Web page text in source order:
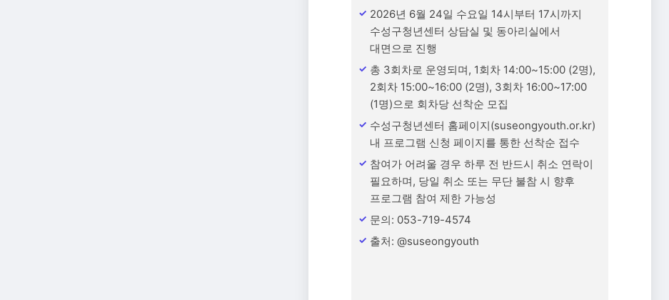
2026년 6월 24일 수요일 14시부터 17시까지
수성구청년센터 상담실 및 동아리실에서
대면으로 진행
총 3회차로 운영되며, 1회차 14:00~15:00 (2명),
2회차 15:00~16:00 (2명), 3회차 16:00~17:00
(1명)으로 회차당 선착순 모집
수성구청년센터 홈페이지(suseongyouth.or.kr)
내 프로그램 신청 페이지를 통한 선착순 접수
참여가 어려울 경우 하루 전 반드시 취소 연락이
필요하며, 당일 취소 또는 무단 불참 시 향후
프로그램 참여 제한 가능성
문의: 053-719-4574
출처: @suseongyouth